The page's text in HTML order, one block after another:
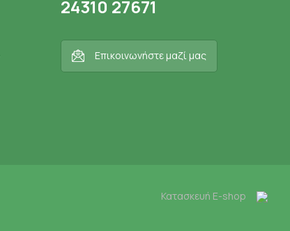
24310 27671
Επικοινωνήστε μαζί μας
Κατασκευή E-shop